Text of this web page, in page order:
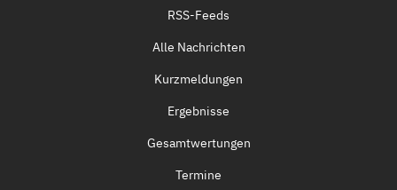
RSS-Feeds
Alle Nachrichten
Kurzmeldungen
Ergebnisse
Gesamtwertungen
Termine